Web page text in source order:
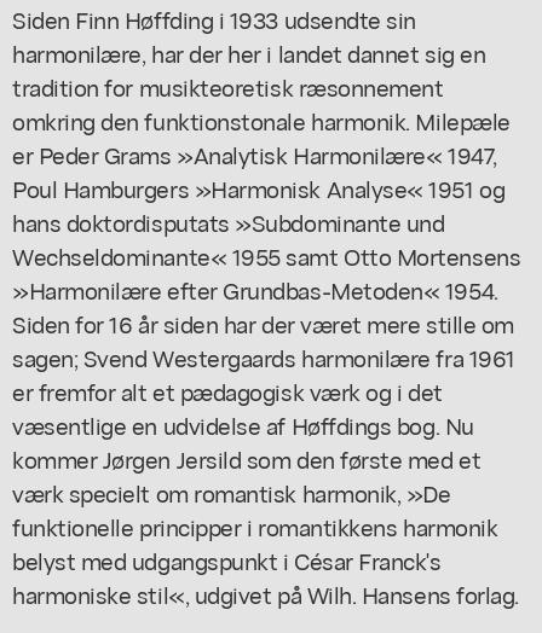
Siden Finn Høffding i 1933 udsendte sin
harmonilære, har der her i landet dannet sig en
tradition for musikteoretisk ræsonnement
omkring den funktionstonale harmonik. Milepæle
er Peder Grams »Analytisk Harmonilære« 1947,
Poul Hamburgers »Harmonisk Analyse« 1951 og
hans doktordisputats »Subdominante und
Wechseldominante« 1955 samt Otto Mortensens
»Harmonilære efter Grundbas-Metoden« 1954.
Siden for 16 år siden har der været mere stille om
sagen; Svend Westergaards harmonilære fra 1961
er fremfor alt et pædagogisk værk og i det
væsentlige en udvidelse af Høffdings bog. Nu
kommer Jørgen Jersild som den første med et
værk specielt om romantisk harmonik, »De
funktionelle principper i romantikkens harmonik
belyst med udgangspunkt i César Franck's
harmoniske stil«, udgivet på Wilh. Hansens forlag.